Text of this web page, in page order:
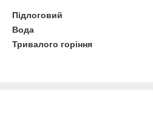
Підлоговий
Вода
Тривалого горіння